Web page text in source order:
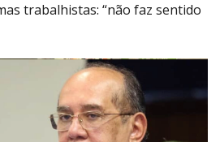
trabalhistas: “não faz sentido